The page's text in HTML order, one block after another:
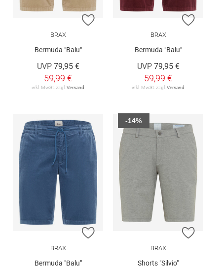
ZUR WUNSCHLISTE HINZUFÜGEN
BRAX
Bermuda "Balu"
UVP 79,95 €
59,99 €
inkl. MwSt. zzgl. Versand
ZUR
BRAX
Bermuda "Balu"
UVP 79,95 €
59,99 €
inkl. MwSt. zzgl. Versand
ZUR WUNSCHLISTE HINZUFÜGEN
BRAX
Bermuda "Balu"
ZUR
BRAX
Shorts "Silvio"
-14%